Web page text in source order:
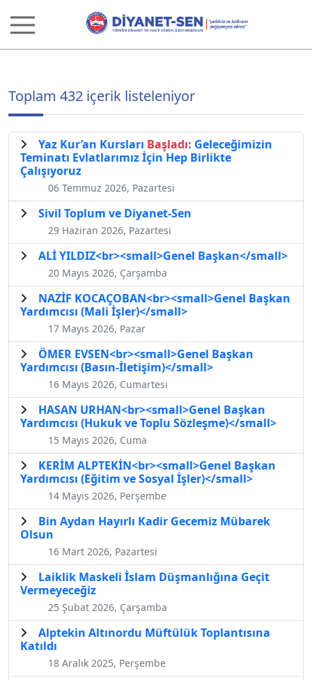
Toplam 432 içerik listeleniyor
Yaz Kur’an Kursları Başladı: Geleceğimizin
Teminatı Evlatlarımız İçin Hep Birlikte
Çalışıyoruz
06 Temmuz 2026, Pazartesi
Sivil Toplum ve Diyanet-Sen
29 Haziran 2026, Pazartesi
ALİ YILDIZ<br><small>Genel Başkan</small>
20 Mayıs 2026, Çarşamba
NAZİF KOCAÇOBAN<br><small>Genel Başkan
Yardımcısı (Mali İşler)</small>
17 Mayıs 2026, Pazar
ÖMER EVSEN<br><small>Genel Başkan
Yardımcısı (Basın-İletişim)</small>
16 Mayıs 2026, Cumartesi
HASAN URHAN<br><small>Genel Başkan
Yardımcısı (Hukuk ve Toplu Sözleşme)</small>
15 Mayıs 2026, Cuma
KERİM ALPTEKİN<br><small>Genel Başkan
Yardımcısı (Eğitim ve Sosyal İşler)</small>
14 Mayıs 2026, Perşembe
Bin Aydan Hayırlı Kadir Gecemiz Mübarek
Olsun
16 Mart 2026, Pazartesi
Laiklik Maskeli İslam Düşmanlığına Geçit
Vermeyeceğiz
25 Şubat 2026, Çarşamba
Alptekin Altınordu Müftülük Toplantısına
Katıldı
18 Aralık 2025, Perşembe